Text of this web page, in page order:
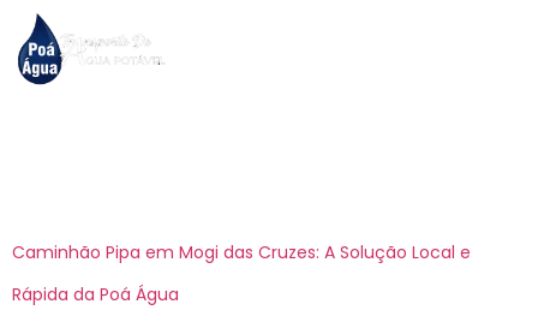
Caminhão Pipa em Mogi das Cruzes: A Solução Local e
Rápida da Poá Água